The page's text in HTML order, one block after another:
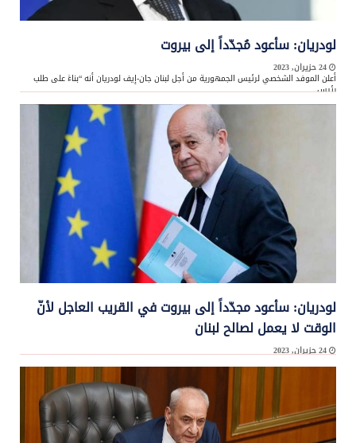
لودريان: سأعود مُجدّداً إلى بيروت
أعلن الموفد الشخصي لرئيس الجمهورية من أجل لبنان جان-إيف لودريان أنه “بناءً على طلب
رئيس ...
لودريان: سأعود مجدّداً إلى بيروت في القريب العاجل لأنّ
الوقت لا يعمل لصالح لبنان
24 حزيران, 2023